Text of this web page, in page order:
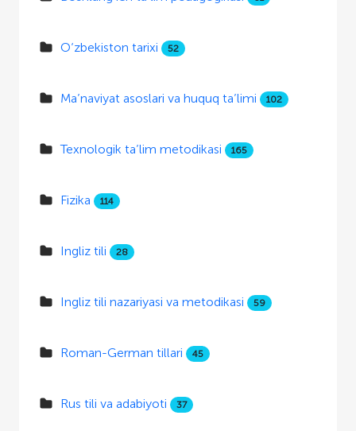
O‘zbekiston tarixi 52
Ma’naviyat asoslari va huquq ta’limi 102
Texnologik ta’lim metodikasi 165
Fizika 114
Ingliz tili 28
Ingliz tili nazariyasi va metodikasi 59
Roman-German tillari 45
Rus tili va adabiyoti 37